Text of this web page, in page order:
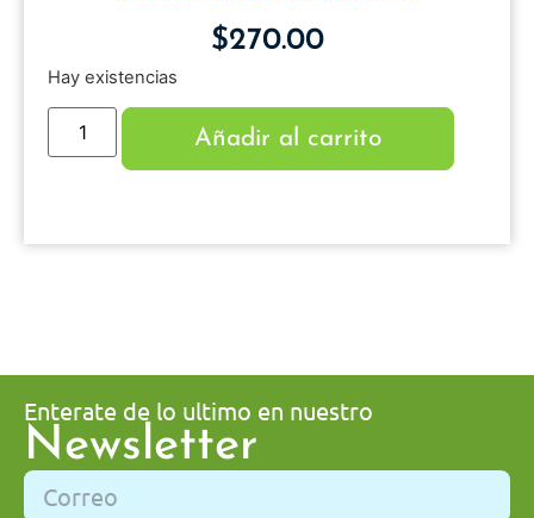
$270.00
Hay existencias
Añadir al carrito
Enterate de lo ultimo en nuestro
Newsletter